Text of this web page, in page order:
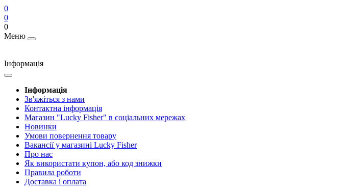
0
0
0
Меню
Інформація
Інформація
Зв'яжіться з нами
Контактна інформація
Магазин "Lucky Fisher" в соціальних мережах
Новинки
Умови повернення товару
Вакансії у магазині Lucky Fisher
Про нас
Як використати купон, або код знижки
Правила роботи
Доставка і оплата